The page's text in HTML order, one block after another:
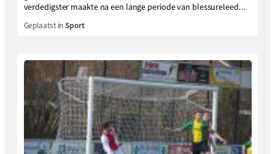
verdedigster maakte na een lange periode van blessureleed...
Geplaatst inSport